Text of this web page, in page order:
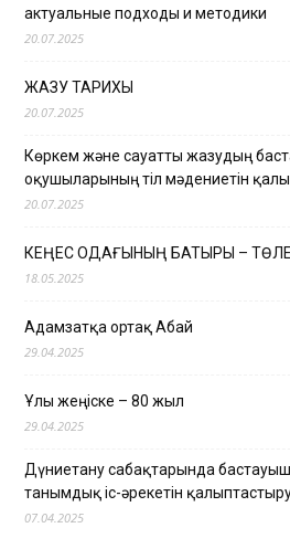
актуальные подходы и методики
20.07.2025
ЖАЗУ ТАРИХЫ
20.07.2025
Көркем және сауатты жазудың
оқушыларының тіл мәдениетін
20.07.2025
КЕҢЕС ОДАҒЫНЫҢ БАТЫРЫ –
18.05.2025
Адамзатқа ортақ Абай
29.04.2025
Ұлы жеңіске – 80 жыл
29.04.2025
Дүниетану сабақтарында
танымдық іс-әрекетін
07.04.2025